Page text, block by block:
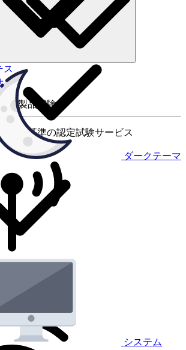
ダークテーマ
システム
ス
の製品試験
国際基準の認定試験サービス
験